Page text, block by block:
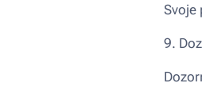
Svoje
9.